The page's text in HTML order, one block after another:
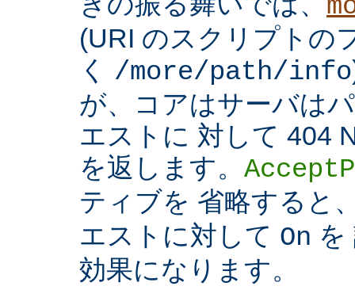
(URI のスクリプトの
く /more/path/info
が、コアはサーバは
エストに 対して 404
を返します。
ティブを 省略すると
エストに対して On を
効果になります。